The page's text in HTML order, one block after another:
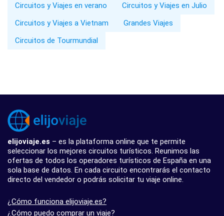
Circuitos y Viajes en verano
Circuitos y Viajes en Julio
Circuitos y Viajes a Vietnam
Grandes Viajes
Circuitos de Tourmundial
elijoviaje.es – es la plataforma online que te permite
seleccionar los mejores circuitos turísticos. Reunimos las
ofertas de todos los operadores turísticos de España en una
sola base de datos. En cada circuito encontrarás el contacto
directo del vendedor o podrás solicitar tu viaje online.
¿Cómo funciona elijoviaje.es?
¿Cómo puedo comprar un viaje?